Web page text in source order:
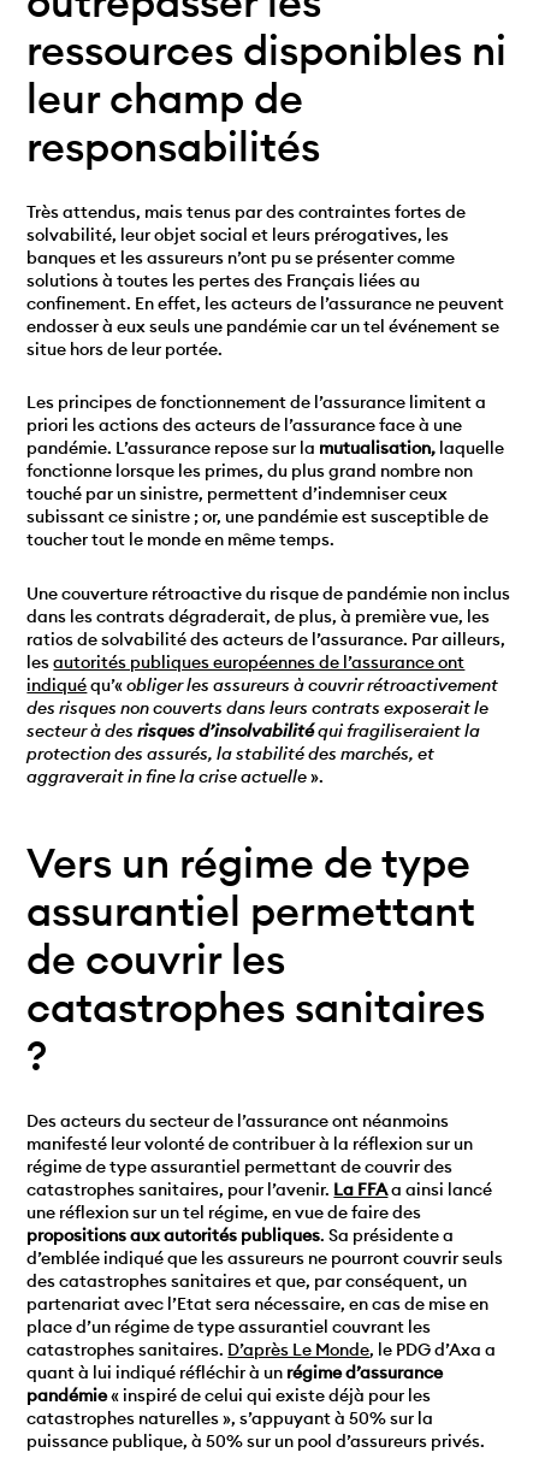
ressources disponibles ni
leur champ de
responsabilités
Très attendus, mais tenus par des contraintes fortes de
solvabilité, leur objet social et leurs prérogatives, les
banques et les assureurs n’ont pu se présenter comme
solutions à toutes les pertes des Français liées au
confinement. En effet, les acteurs de l’assurance ne peuvent
endosser à eux seuls une pandémie car un tel événement se
situe hors de leur portée.
Les principes de fonctionnement de l’assurance limitent a
priori les actions des acteurs de l’assurance face à une
pandémie. L’assurance repose sur la mutualisation, laquelle
fonctionne lorsque les primes, du plus grand nombre non
touché par un sinistre, permettent d’indemniser ceux
subissant ce sinistre ; or, une pandémie est susceptible de
toucher tout le monde en même temps.
Une couverture rétroactive du risque de pandémie non inclus
dans les contrats dégraderait, de plus, à première vue, les
ratios de solvabilité des acteurs de l’assurance. Par ailleurs,
lesautorités publiques européennes de l’assurance ont
indiquéqu’«obliger les assureurs à couvrir rétroactivement
des risques non couverts dans leurs contrats exposerait le
secteur à desrisques d’insolvabilitéqui fragiliseraient la
protection des assurés, la stabilité des marchés, et
aggraverait in fine la crise actuelle».
Vers un régime de type
assurantiel permettant
de couvrir les
catastrophes sanitaires
?
Des acteurs du secteur de l’assurance ont néanmoins
manifesté leur volonté de contribuer à la réflexion sur un
régime de type assurantiel permettant de couvrir des
catastrophes sanitaires, pour l’avenir. La FFAa ainsi lancé
une réflexion sur un tel régime, en vue de faire des
propositions aux autorités publiques. Sa présidente a
d’emblée indiqué que les assureurs ne pourront couvrir seuls
des catastrophes sanitaires et que, par conséquent, un
partenariat avec l’Etat sera nécessaire, en cas de mise en
place d’un régime de type assurantiel couvrant les
catastrophes sanitaires. D’après Le Monde, le PDG d’Axa a
quant à lui indiqué réfléchir à un régime d’assurance
pandémie« inspiré de celui qui existe déjà pour les
catastrophes naturelles », s’appuyant à 50% sur la
puissance publique, à 50% sur un pool d’assureurs privés.